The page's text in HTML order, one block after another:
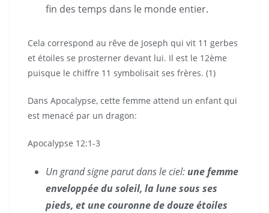
fin des temps dans le monde entier.
Cela correspond au rêve de Joseph qui vit 11 gerbes
et étoiles se prosterner devant lui. Il est le 12ème
puisque le chiffre 11 symbolisait ses frères. (1)
Dans Apocalypse, cette femme attend un enfant qui
est menacé par un dragon:
Apocalypse 12:1-3
Un grand signe parut dans le ciel: une femme
enveloppée du soleil, la lune sous ses
pieds, et une couronne de douze étoiles